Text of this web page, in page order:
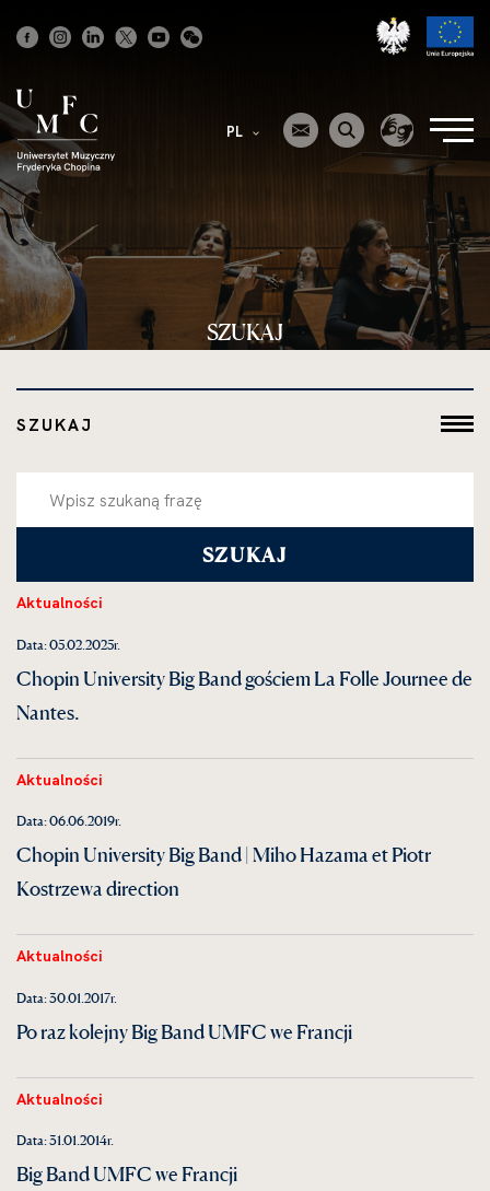
główna
PL
SZUKAJ
SZUKAJ
Aktualności
Data: 05.02.2025r.
Chopin University Big Band gościem La Folle Journee de
Nantes.
Aktualności
Data: 06.06.2019r.
Chopin University Big Band | Miho Hazama et Piotr
Kostrzewa direction
Aktualności
Data: 30.01.2017r.
Po raz kolejny Big Band UMFC we Francji
Aktualności
Data: 31.01.2014r.
Big Band UMFC we Francji